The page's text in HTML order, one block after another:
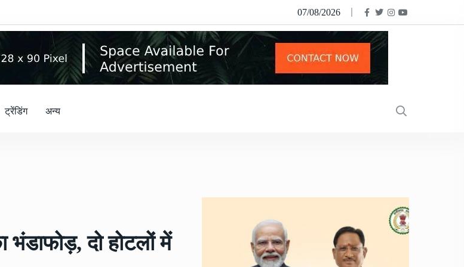
07/08/2026
ट्रेंडिंग अन्य
दो होटलों में